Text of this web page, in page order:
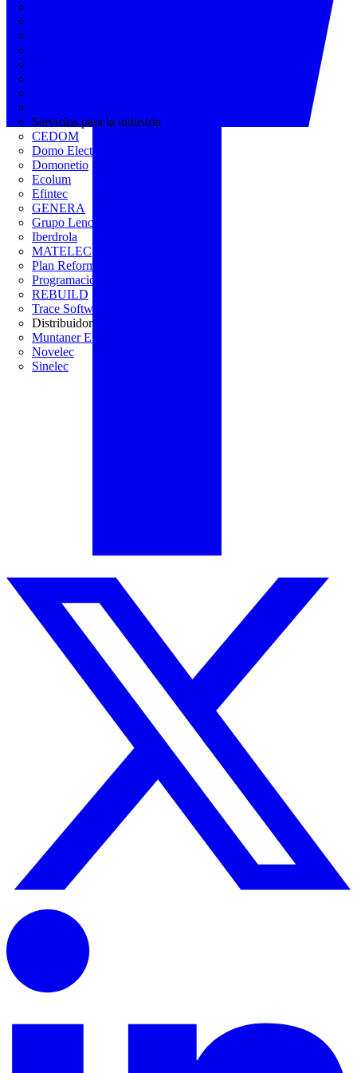
Servicios para la industria
CEDOM
Domo Electra
Domonetio
Ecolum
Efintec
GENERA
Grupo Lenor
Iberdrola
MATELEC
Plan Reforma
Programación Integral
REBUILD
Trace Software
Distribuidor
Muntaner Electro
Novelec
Sinelec